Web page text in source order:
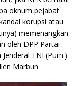
oknum pejabat
korupsi atau
memenangkan
oleh DPP Partai
TNI (Purn.)
Marbun.